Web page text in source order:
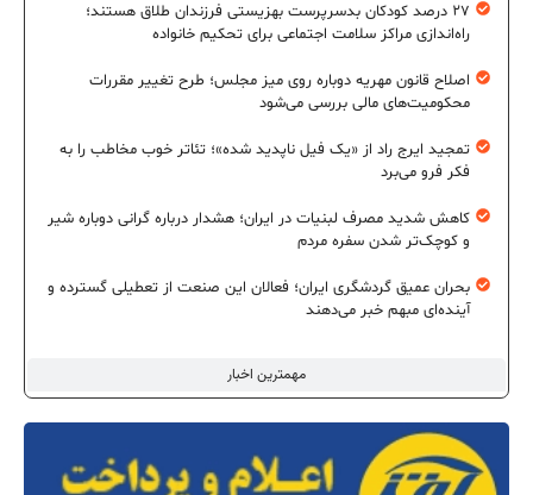
مهمترین اخبار
۲۷ درصد کودکان بدسرپرست بهزیستی فرزندان طلاق هستند؛
راه‌اندازی مراکز سلامت اجتماعی برای تحکیم خانواده
اصلاح قانون مهریه دوباره روی میز مجلس؛ طرح تغییر مقررات
محکومیت‌های مالی بررسی می‌شود
تمجید ایرج راد از «یک فیل ناپدید شده»؛ تئاتر خوب مخاطب را به
فکر فرو می‌برد
کاهش شدید مصرف لبنیات در ایران؛ هشدار درباره گرانی دوباره شیر
و کوچک‌تر شدن سفره مردم
بحران عمیق گردشگری ایران؛ فعالان این صنعت از تعطیلی گسترده و
آینده‌ای مبهم خبر می‌دهند